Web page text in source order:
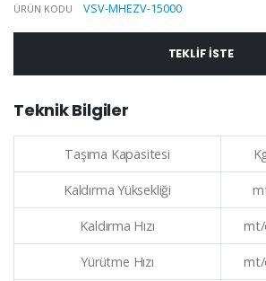
ÜRÜN KODU VSV-MHEZV-15000
TEKLIF ISTE
Teknik Bilgiler
Taşıma Kapasitesi
Kaldırma Yüksekliği
Kaldırma Hızı
Yürütme Hızı